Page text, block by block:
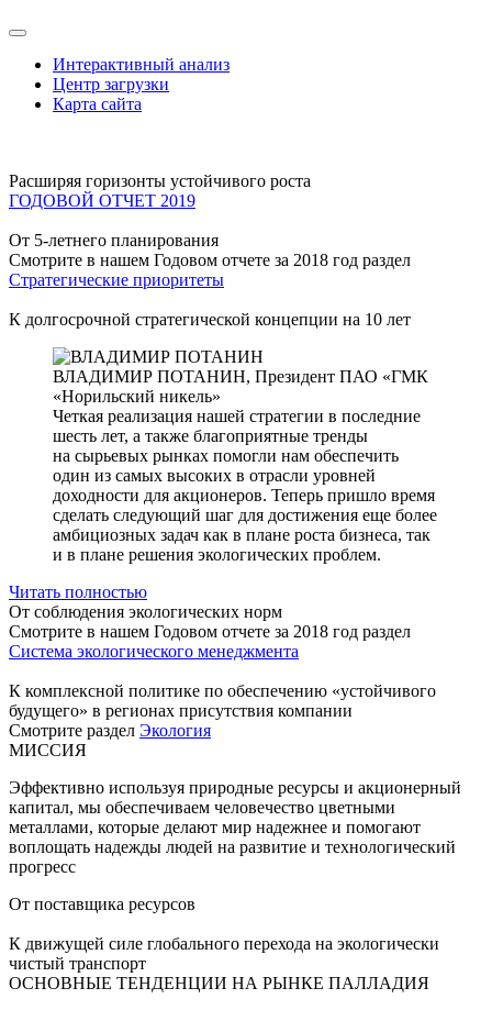
Интерактивный анализ
Центр загрузки
Карта сайта
Расширяя горизонты устойчивого роста
ГОДОВОЙ ОТЧЕТ 2019
От 5-летнего планирования
Смотрите в нашем Годовом отчете за 2018 год раздел
Стратегические приоритеты
К долгосрочной стратегической концепции на 10 лет
ВЛАДИМИР ПОТАНИН, Президент ПАО «ГМК
«Норильский никель»
Четкая реализация нашей стратегии в последние
шесть лет, а также благоприятные тренды
на сырьевых рынках помогли нам обеспечить
один из самых высоких в отрасли уровней
доходности для акционеров. Теперь пришло время
сделать следующий шаг для достижения еще более
амбициозных задач как в плане роста бизнеса, так
и в плане решения экологических проблем.
Читать полностью
От соблюдения экологических норм
Смотрите в нашем Годовом отчете за 2018 год раздел
Система экологического менеджмента
К комплексной политике по обеспечению «устойчивого
будущего» в регионах присутствия компании
Смотрите раздел Экология
МИССИЯ
Эффективно используя природные ресурсы и акционерный
капитал, мы обеспечиваем человечество цветными
металлами, которые делают мир надежнее и помогают
воплощать надежды людей на развитие и технологический
прогресс
От поставщика ресурсов
К движущей силе глобального перехода на экологически
чистый транспорт
ОСНОВНЫЕ ТЕНДЕНЦИИ НА РЫНКЕ ПАЛЛАДИЯ